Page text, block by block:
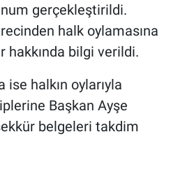
gerçekleştirildi.
halk oylamasına
hakkında bilgi verildi.
ise halkın oylarıyla
Başkan Ayşe
belgeleri takdim